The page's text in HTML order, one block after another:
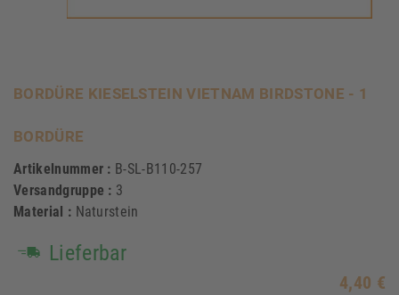
BORDÜRE KIESELSTEIN VIETNAM BIRDSTONE - 1
BORDÜRE
Artikelnummer : B-SL-B110-257
Versandgruppe : 3
Material : Naturstein
Lieferbar
4,40 €